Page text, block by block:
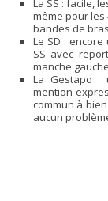
La SS : facile,
même pour les
bandes de
Le SD :
SS avec
manche
La Gestapo :
mention
commun à
aucun